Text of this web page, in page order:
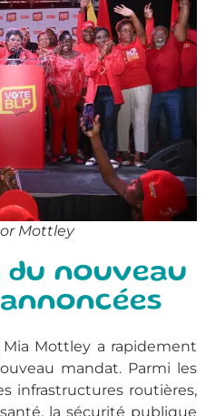
Mottley
nouveau
Mottley a rapidement
mandat. Parmi les
infrastructures routières,
la sécurité publique